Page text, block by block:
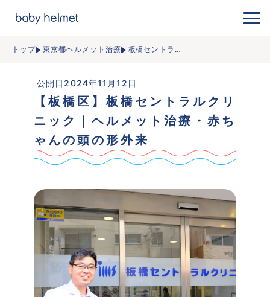
トップ 東京都ヘルメット治療 板橋セントラ …
公開日2024年11月12日
【板橋区】板橋セントラルクリ
ニック｜ヘルメット治療・赤ち
ゃんの頭の形外来